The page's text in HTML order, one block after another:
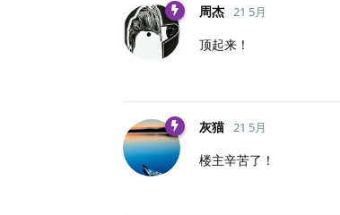
周杰 21 5月
顶起来！
灰猫 21 5月
楼主辛苦了！